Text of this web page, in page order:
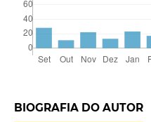
BIOGRAFIA DO AUTOR